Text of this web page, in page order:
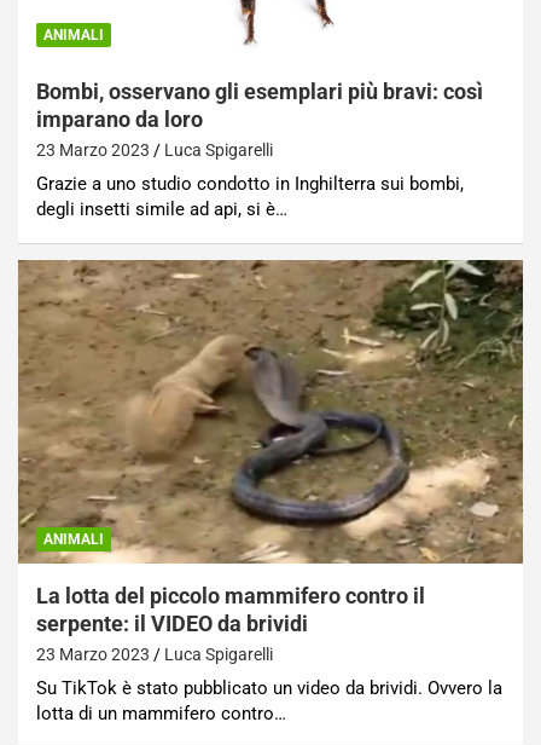
ANIMALI
Bombi, osservano gli esemplari più bravi: così
imparano da loro
23 Marzo 2023 Luca Spigarelli
Grazie a uno studio condotto in Inghilterra sui bombi,
degli insetti simile ad api, si è…
ANIMALI
La lotta del piccolo mammifero contro il
serpente: il VIDEO da brividi
23 Marzo 2023 Luca Spigarelli
Su TikTok è stato pubblicato un video da brividi. Ovvero la
lotta di un mammifero contro…